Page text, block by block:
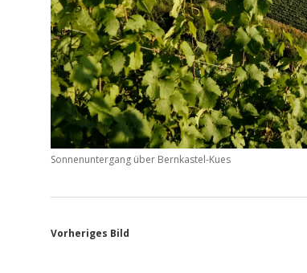
Sonnenuntergang über Bernkastel-Kues
Vorheriges Bild